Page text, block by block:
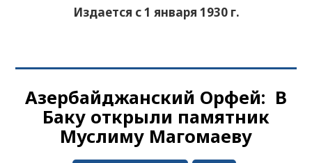
Издается с 1 января 1930 г.
Азербайджанский Орфей: В
Баку открыли памятник
Муслиму Магомаеву